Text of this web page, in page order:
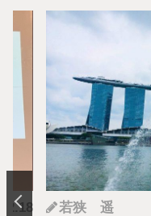
若狭 遥